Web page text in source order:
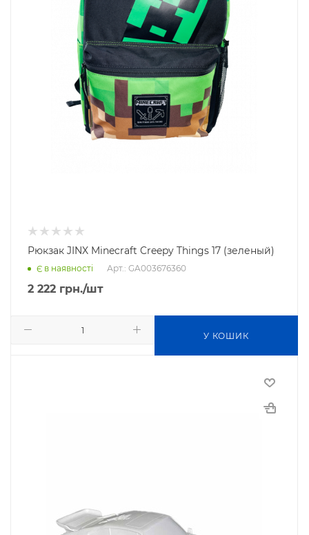
Рюкзак JINX Minecraft Creepy Things 17 (зеленый)
Є в наявності Арт.: GA003676360
2 222 грн./шт
У КОШИК